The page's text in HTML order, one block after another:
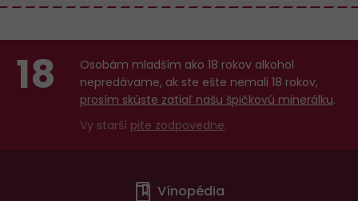
18
Osobám mladším ako 18 rokov alkohol
nepredávame, ak ste ešte nemali 18 rokov,
prosím skúste zatiaľ našu špičkovú minerálku.
Vy starší pite zodpovedne.
Vínopédia